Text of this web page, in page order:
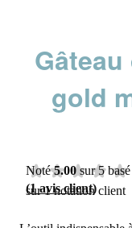
gold
Noté5.00 sur 5 basé
sur1notation client
(1avis client)